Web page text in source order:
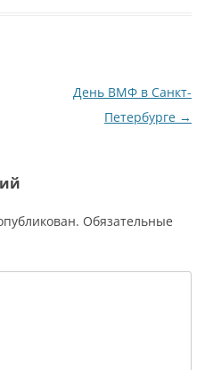
День ВМФ в Санкт-
Петербурге →
Обязательные